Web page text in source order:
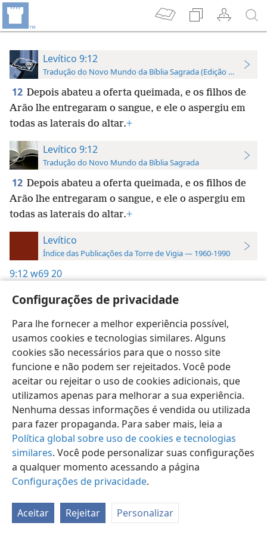
Configurações de privacidade
Para lhe fornecer a melhor experiência possível,
usamos cookies e tecnologias similares. Alguns
cookies são necessários para que o nosso site
funcione e não podem ser rejeitados. Você pode
aceitar ou rejeitar o uso de cookies adicionais, que
utilizamos apenas para melhorar a sua experiência.
Nenhuma dessas informações é vendida ou utilizada
para fazer propaganda. Para saber mais, leia a
Política global sobre uso de cookies e tecnologias
similares. Você pode personalizar suas configurações
a qualquer momento acessando a página
Configurações de privacidade.
Aceitar Rejeitar Personalizar
Levítico 9:12
Tradução do Novo Mundo da Bíblia Sagrada (Edição de Estudo)
12 Depois abateu a oferta queimada, e os filhos de
Arão lhe entregaram o sangue, e ele o aspergiu em
todas as laterais do altar.+
Levítico 9:12
Tradução do Novo Mundo da Bíblia Sagrada
12 Depois abateu a oferta queimada, e os filhos de
Arão lhe entregaram o sangue, e ele o aspergiu em
todas as laterais do altar.+
Levítico
Índice das Publicações da Torre de Vigia — 1960-1990
9:12w69 20
Português (Brasil) Preferências
Copyright© 2026 Watch Tower Bible and Tract Society of Pennsylvania
Termos de Uso
Política de Privacidade
Configurações de Privacidade
JW.ORG Login